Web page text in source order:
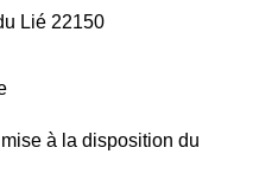
Lié 22150
à la disposition du